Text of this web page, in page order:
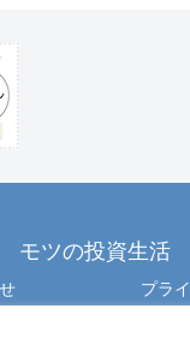
モツの投資生活
プラ
© 2012 motu All Rights